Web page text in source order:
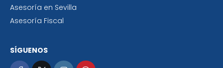
Asesoría en Sevilla
Asesoría Fiscal
SÍGUENOS